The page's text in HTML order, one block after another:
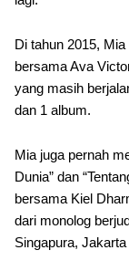
Di tahun 2015,
bersama Ava
yang masih
dan 1 album.
Mia juga pernah
Dunia” dan
bersama Kiel
dari monolog
Singapura,